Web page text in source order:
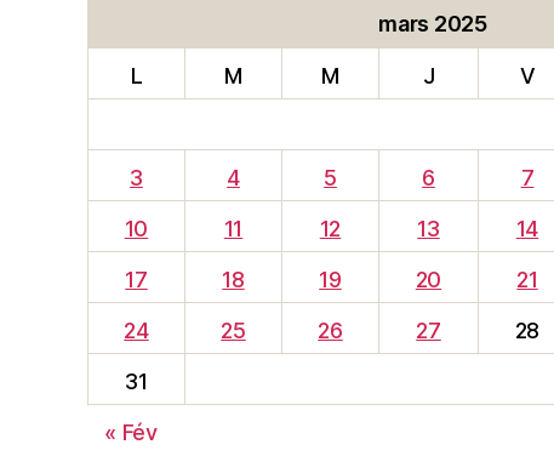
mars 2025
L M M J V
3
4 5 6 7
10
11 12 13 14
17
18 19 20 21
24
25 26 27 28
31
« Fév